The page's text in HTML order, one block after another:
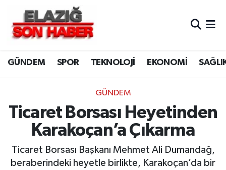
GÜNDEM SPOR TEKNOLOJİ EKONOMİ
GÜNDEM
Ticaret Borsası Heyetinden
Karakoçan’a Çıkarma
Ticaret Borsası Başkanı Mehmet Ali Dumandağ,
beraberindeki heyetle birlikte, Karakoçan’da bir
CANLI YAYIN
ASAYİŞ
BİLİM VE TEKNOLOJİ
DÜNYA
EKONOMİ
Merkez Hava Durumu
Merkez Trafik Yoğunluk Haritası
Süper Lig Puan Durumu ve Fikstür
Tüm Manşetler
Son Dakika Haberleri
Haber Arşivi